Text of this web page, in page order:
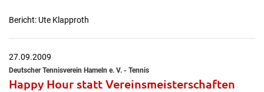
Bericht: Ute Klapproth
27.09.2009
Deutscher Tennisverein Hameln e. V. - Tennis
Happy Hour statt Vereinsmeisterschaften